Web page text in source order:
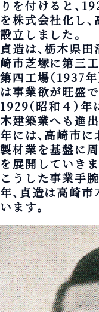
りを付けると、
を株式会社化し
設立しました。
貞造は、栃木県田
崎市芝塚に第三工
第四工場（1937
は事業欲が旺盛
1929（昭和４）
木建築業へも進出
年には、高崎市
製材業を基盤に
を展開していきま
こうした事業手
年、貞造は高崎
います。